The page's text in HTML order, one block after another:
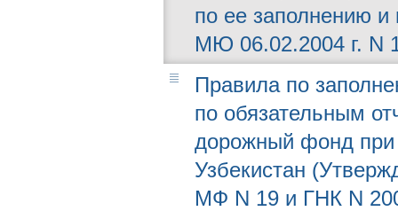
по ее заполнению и
МЮ 06.02.2004 г. N
Правила по
по обязательным
дорожный фонд при
Узбекистан
МФ N 19 и ГНК N